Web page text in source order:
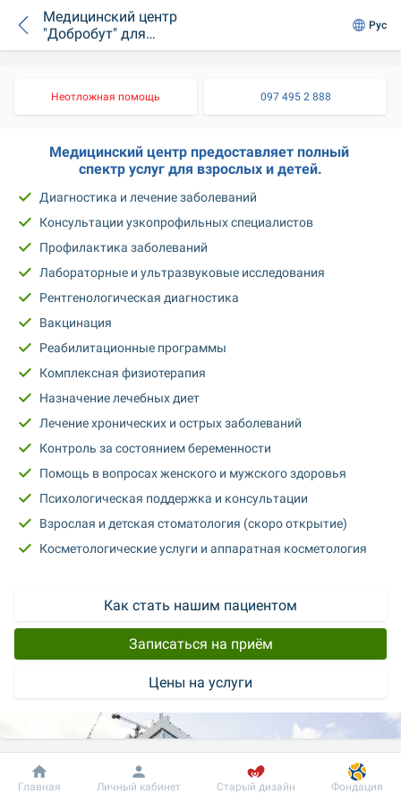
Медицинский центр
"Добробут" для
всей семьи на
Рус
Неотложная помощь 097 495 2 888
Медицинский центр предоставляет полный
спектр услуг для взрослых и детей.
Диагностика и лечение заболеваний
Консультации узкопрофильных специалистов
Профилактика заболеваний
Лабораторные и ультразвуковые исследования
Рентгенологическая диагностика
Вакцинация
Реабилитационные программы
Комплексная физиотерапия
Назначение лечебных диет
Лечение хронических и острых заболеваний
Контроль за состоянием беременности
Помощь в вопросах женского и мужского здоровья
Психологическая поддержка и консультации
Взрослая и детская стоматология (скоро открытие)
Косметологические услуги и аппаратная косметология
Как стать нашим пациентом
Записаться на приём
Цены на услуги
Добробут Информация Пациенту
Главная Личный кабинет Старый дизайн Фондация